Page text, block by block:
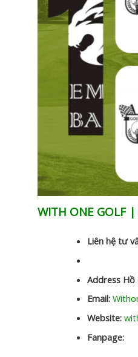
WITH ONE GOLF |
Liên hệ tư
Address Hồ
Email:
Website:
Fanpage: